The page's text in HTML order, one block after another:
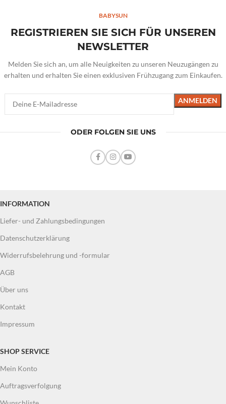
BABYSUN
REGISTRIEREN SIE SICH FÜR UNSEREN
NEWSLETTER
Melden Sie sich an, um alle Neuigkeiten zu unseren Neuzugängen zu
erhalten und erhalten Sie einen exklusiven Frühzugang zum Einkaufen.
ODER FOLGEN SIE UNS
INFORMATION
Liefer- und Zahlungsbedingungen
Datenschutzerklärung
Widerrufsbelehrung und -formular
AGB
Über uns
Kontakt
Impressum
SHOP SERVICE
Mein Konto
Auftragsverfolgung